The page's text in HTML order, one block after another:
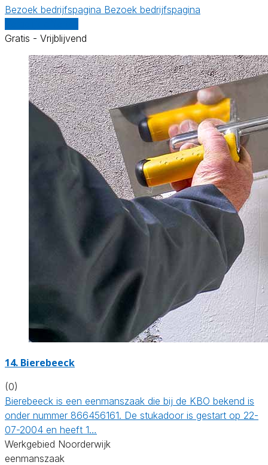
Bezoek bedrijfspagina Bezoek bedrijfspagina
Gratis - Vrijblijvend
14. Bierebeeck
(0)
Bierebeeck is een eenmanszaak die bij de KBO bekend is
onder nummer 866456161. De stukadoor is gestart op 22-
07-2004 en heeft 1…
Werkgebied Noorderwijk
eenmanszaak